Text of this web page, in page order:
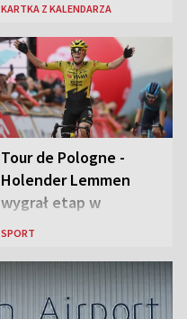
KARTKA Z KALENDARZA
Tour de Pologne -
Holender Lemmen
wygrał etap w
Karpaczu i został
SPORT